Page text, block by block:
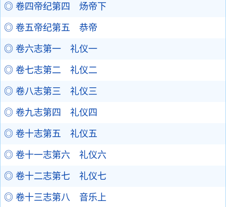
◎ 卷四帝纪第四 炀帝下
◎ 卷五帝纪第五 恭帝
◎ 卷六志第一 礼仪一
◎ 卷七志第二 礼仪二
◎ 卷八志第三 礼仪三
◎ 卷九志第四 礼仪四
◎ 卷十志第五 礼仪五
◎ 卷十一志第六 礼仪六
◎ 卷十二志第七 礼仪七
◎ 卷十三志第八 音乐上